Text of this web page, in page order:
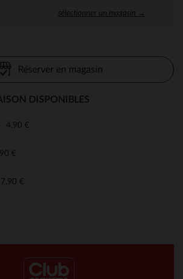
sélectionner un magasin →
Réserver en magasin
DISPONIBLES
4,90 €
€
7,90 €